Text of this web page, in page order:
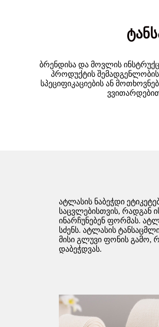
ბრენდისა და მოვლის
პროდუქტის შემადგენლობის,
სპეციფიკაციების ან
ატლასის ნაბეჭდი
საცვლებისთვის, რადგან
ინარჩუნებენ ფორმას.
სძენს. ატლასის
მისი გლუვი ფონის გამო,
დაბეჭდვას.